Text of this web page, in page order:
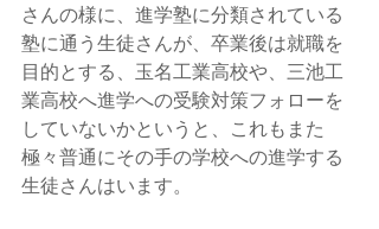
さんの様に、進学塾に分類されている
塾に通う生徒さんが、卒業後は就職を
目的とする、玉名工業高校や、三池工
業高校へ進学への受験対策フォローを
していないかというと、これもまた
極々普通にその手の学校への進学する
生徒さんはいます。